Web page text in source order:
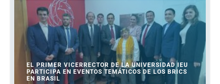
EL PRIMER VICERRECTOR DE LA UNIVERSIDAD IEU
PARTICIPA EN EVENTOS TEMÁTICOS DE LOS BRICS
EN BRASIL